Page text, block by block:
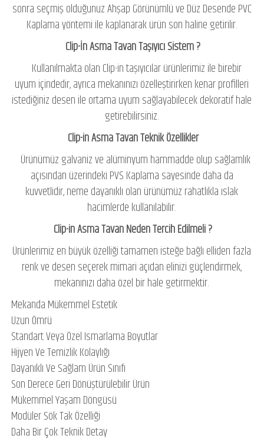
sonra seçmiş olduğunuz Ahşap Görünümlü ve Düz Desende PVC
Kaplama yöntemi ile kaplanarak ürün son haline getirilir.
Clip-İn Asma Tavan Taşıyıcı Sistem ?
Kullanılmakta olan Clip-in taşıyıcılar ürünlerimiz ile birebir
uyum içindedir, ayrıca mekanınızı özelleştirirken kenar profilleri
istediğiniz desen ile ortama uyum sağlayabilecek dekoratif hale
getirebilirsiniz.
Clip-in Asma Tavan Teknik Özellikler
Ürünümüz galvaniz ve alüminyum hammadde olup sağlamlık
açısından üzerindeki PVS Kaplama sayesinde daha da
kuvvetlidir, neme dayanıklı olan ürünümüz rahatlıkla ıslak
hacimlerde kullanılabilir.
Clip-in Asma Tavan Neden Tercih Edilmeli ?
Ürünlerimiz en büyük özelliği tamamen isteğe bağlı elliden fazla
renk ve desen seçerek mimari açıdan elinizi güçlendirmek,
mekanınızı daha özel bir hale getirmektir.
Mekanda Mükemmel Estetik
Uzun Ömrü
Standart Veya Özel Ismarlama Boyutlar
Hijyen Ve Temizlik Kolaylığı
Dayanıklı Ve Sağlam Ürün Sınıfı
Son Derece Geri Dönüştürülebilir Ürün
Mükemmel Yaşam Döngüsü
Modüler Sök Tak Özelliği
Daha Bir Çok Teknik Detay